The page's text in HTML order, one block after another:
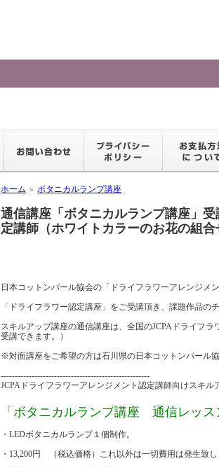
ホーム ＞ ボタニカルランプ講座
通信講座「ボタニカルランプ講座」
定講師（ホワイトカラーのお花の組合
日本コットンパール協会の「ドライフラワーアレンジメ
「ドライフラワー認定講座」をご受講頂き、課題作品の
スキルアップ講座の通信講座は、全国のJCPAドライフ
受講できます。）
※対面講座をご希望の方は石川県の日本コットンパール
-----------------------------------------------------
JCPAドライフラワーアレンジメント認定講師向けスキル
「ボタニカルランプ講座 通信レッス
・LEDボタニカルランプ１個制作。
・13,200円 （税込価格）これ以外は一切費用は発生致し